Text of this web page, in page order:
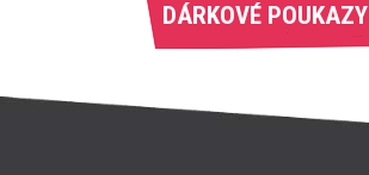
DÁRKOVÉ POUKAZY